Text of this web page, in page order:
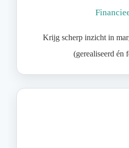
Krijg scherp inzicht in
(gerealiseerd én